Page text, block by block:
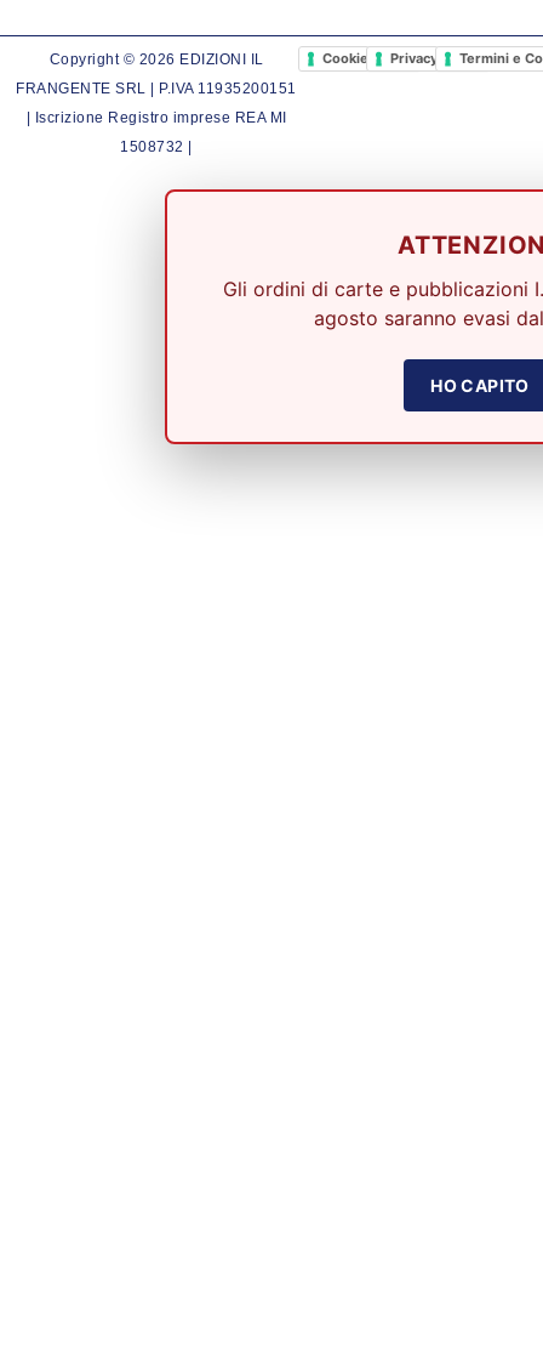
Copyright © 2026 EDIZIONI IL
FRANGENTE SRL | P.IVA 11935200151
| Iscrizione Registro imprese REA MI
1508732 |
Cookie PolicyPrivacy PolicyTermini e
Gli ordini di carte e pubblicazioni
agosto saranno evasi
HO CAPITO